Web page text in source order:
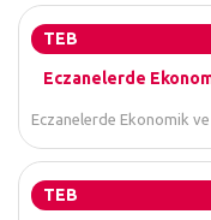
TEB
Eczanelerde
Eczanelerde Ekonomik
TEB